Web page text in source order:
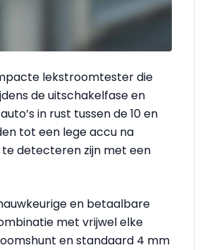
lekstroomtester die
de uitschakelfase en
in rust tussen de 10 en
tot een lege accu na
detecteren zijn met een
en betaalbare
met vrijwel elke
en standaard 4 mm